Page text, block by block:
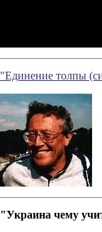
"Единение толпы
"Украина чему